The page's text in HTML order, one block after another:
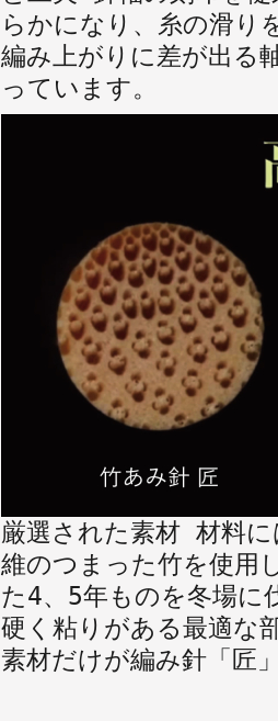
らかになり、糸の滑
編み上がりに差が出る
っています。
厳選された素材 材料
維のつまった竹を使用
た4、5年ものを冬場に
硬く粘りがある最適な
素材だけが編み針「匠